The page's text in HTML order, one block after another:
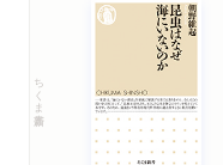
ちくま新書